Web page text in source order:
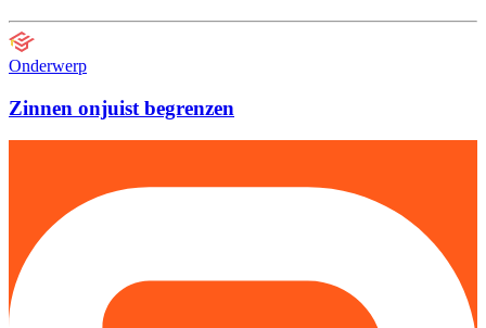
Onderwerp
Zinnen onjuist begrenzen